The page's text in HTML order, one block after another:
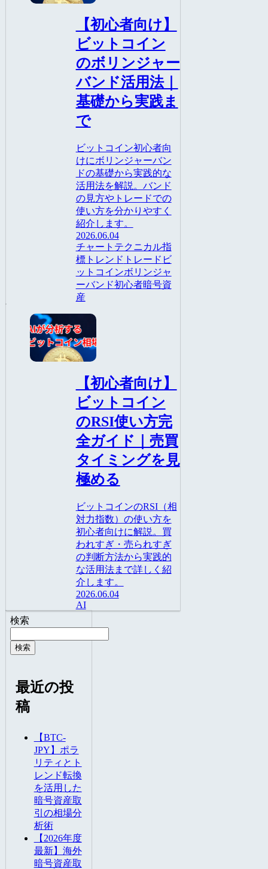
【初心者向け】
ビットコイン
のボリンジャー
バンド活用法｜
基礎から実践ま
で
ビットコイン初心者向
けにボリンジャーバン
ドの基礎から実践的な
活用法を解説。バンド
の見方やトレードでの
使い方を分かりやすく
紹介します。
2026.06.04
チャート テクニカル指
標トレンド トレード ビ
ットコインボリンジャ
ーバンド初心者暗号資
産
【初心者向け】
ビットコイン
のRSI使い方完
全ガイド｜売買
タイミングを見
極める
ビットコインのRSI（相
対力指数）の使い方を
初心者向けに解説。買
われすぎ・売られすぎ
の判断方法から実践的
な活用法まで詳しく紹
介します。
2026.06.04
AI
検索
検索
最近の投
稿
【BTC-
JPY】ポラ
リティとト
レンド転換
を活用した
暗号資産取
引の相場分
析術
【2026年度
最新】海外
暗号資産取